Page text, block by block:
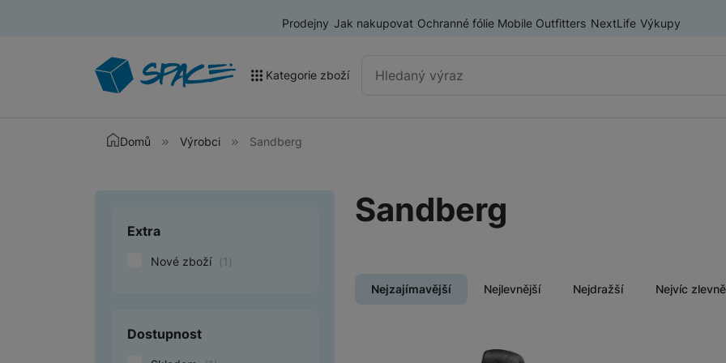
Prodejny Jak nakupovat Ochranné fólie Mobile Outfitters NextLife Výkupy
Vyhledávání
Kategorie zboží
Akce a výprodej
Nositelná elektronika
Televize
Audio
Tablety
Domů Výrobci Sandberg
Sandberg
Nejzajímavější Nejlevnější Nejdražší Nejvíc
Upřesnit parametry
Extra
Nové zboží (1 )
Dostupnost Produkty